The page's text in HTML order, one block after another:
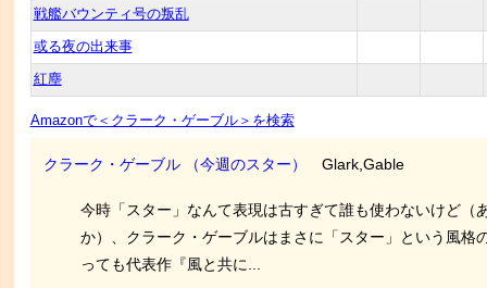
戦艦バウンティ号の叛乱
或る夜の出来事
紅塵
Amazonで＜クラーク・ゲーブル＞を検索
クラーク・ゲーブル （今週のスター） Glark,Gable
今時「スター」なんて表現は古すぎて誰も使わないけど（
か）、クラーク・ゲーブルはまさに「スター」という風格
っても代表作『風と共に...